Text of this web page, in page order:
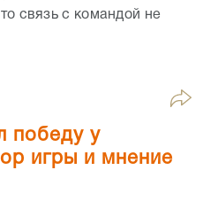
связь с командой не
победу у
игры и мнение